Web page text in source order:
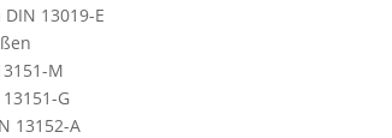
13019-E
M
G
13152-A